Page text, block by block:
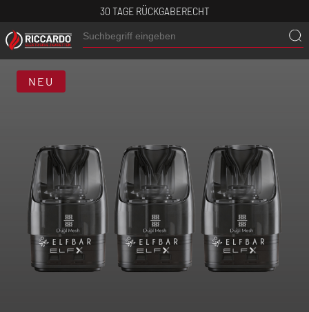
30 TAGE RÜCKGABERECHT
NEU